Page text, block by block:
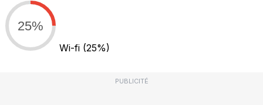
25%
Wi-fi (25%)
PUBLICITÉ